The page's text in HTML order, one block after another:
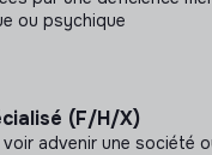
ou psychique
(F/H/X)
advenir une société